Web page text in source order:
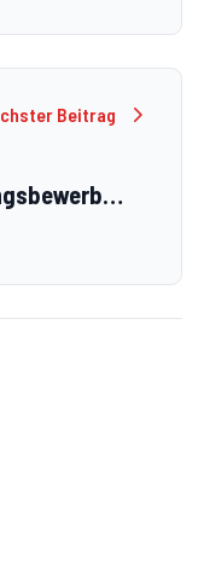
Beitrag